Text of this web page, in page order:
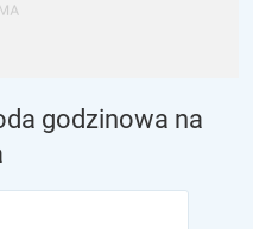
godzinowa na